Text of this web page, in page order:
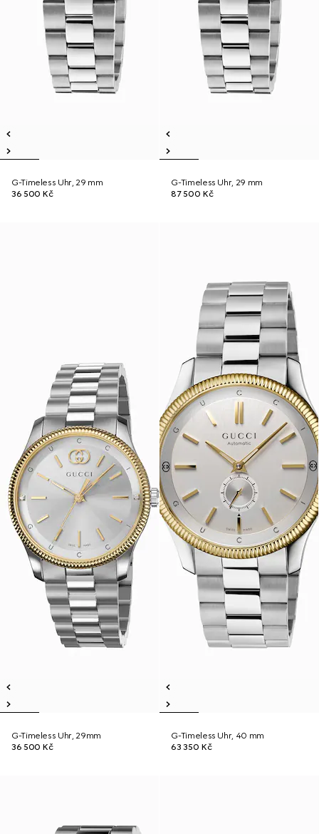
G-Timeless Uhr, 29 mm
36 500 Kč
G-Timeless Uhr, 29 mm
87 500 Kč
G-Timeless Uhr, 29mm
36 500 Kč
G-Timeless Uhr, 40 mm
63 350 Kč